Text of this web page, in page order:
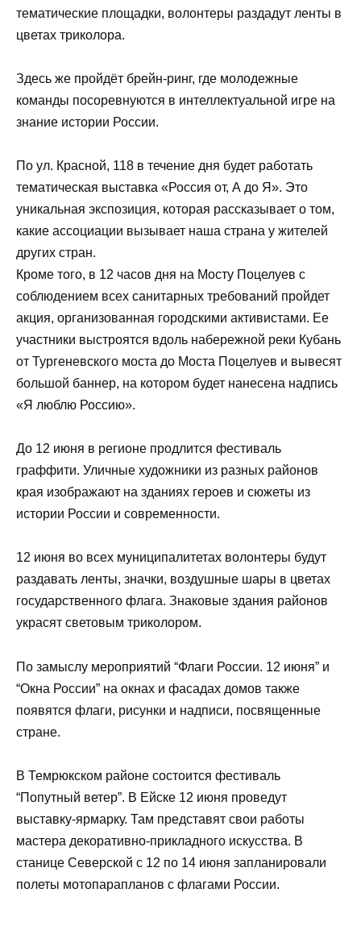
тематические площадки, волонтеры раздадут ленты в
цветах триколора.
Здесь же пройдёт брейн-ринг, где молодежные
команды посоревнуются в интеллектуальной игре на
знание истории России.
По ул. Красной, 118 в течение дня будет работать
тематическая выставка «Россия от, А до Я». Это
уникальная экспозиция, которая рассказывает о том,
какие ассоциации вызывает наша страна у жителей
других стран.
Кроме того, в 12 часов дня на Мосту Поцелуев с
соблюдением всех санитарных требований пройдет
акция, организованная городскими активистами. Ее
участники выстроятся вдоль набережной реки Кубань
от Тургеневского моста до Моста Поцелуев и вывесят
большой баннер, на котором будет нанесена надпись
«Я люблю Россию».
До 12 июня в регионе продлится фестиваль
граффити. Уличные художники из разных районов
края изображают на зданиях героев и сюжеты из
истории России и современности.
12 июня во всех муниципалитетах волонтеры будут
раздавать ленты, значки, воздушные шары в цветах
государственного флага. Знаковые здания районов
украсят световым триколором.
По замыслу мероприятий “Флаги России. 12 июня” и
“Окна России” на окнах и фасадах домов также
появятся флаги, рисунки и надписи, посвященные
стране.
В Темрюкском районе состоится фестиваль
“Попутный ветер”. В Ейске 12 июня проведут
выставку-ярмарку. Там представят свои работы
мастера декоративно-прикладного искусства. В
станице Северской с 12 по 14 июня запланировали
полеты мотопарапланов с флагами России.